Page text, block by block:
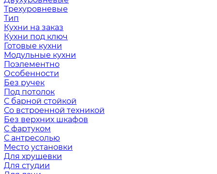
Трехуровневые
Тип
Кухни на заказ
Кухни под ключ
Готовые кухни
Модульные кухни
Поэлементно
Особенности
Без ручек
Под потолок
С барной стойкой
Со встроенной техникой
Без верхних шкафов
С фартуком
С антресолью
Место установки
Для хрущевки
Для студии